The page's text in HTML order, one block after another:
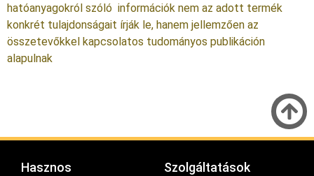
hatóanyagokról szóló információk nem az adott termék
konkrét tulajdonságait írják le, hanem jellemzően az
összetevőkkel kapcsolatos tudományos publikáción
alapulnak
Hasznos Szolgáltatások